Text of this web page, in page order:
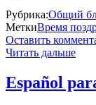
Рубрика:Общий
МеткиВремя
Оставить
Читать дальше
Español